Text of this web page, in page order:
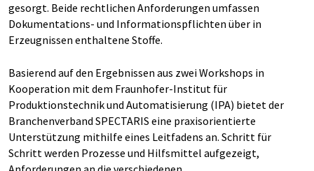
gesorgt. Beide rechtlichen Anforderungen umfassen
Dokumentations- und Informationspflichten über in
Erzeugnissen enthaltene Stoffe.
Basierend auf den Ergebnissen aus zwei Workshops in
Kooperation mit dem Fraunhofer-Institut für
Produktionstechnik und Automatisierung (IPA) bietet der
Branchenverband SPECTARIS eine praxisorientierte
Unterstützung mithilfe eines Leitfadens an. Schritt für
Schritt werden Prozesse und Hilfsmittel aufgezeigt,